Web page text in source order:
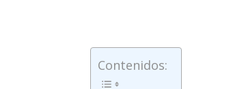
Contenidos: